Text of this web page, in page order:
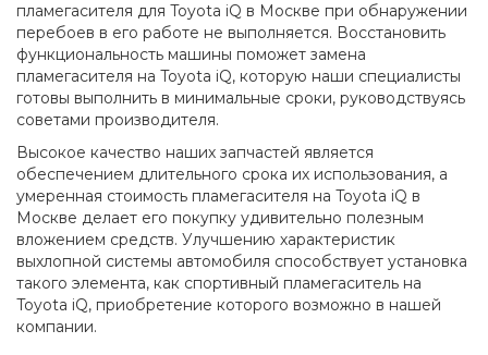
пламегасителя для Toyota iQ в Москве при обнаружении
перебоев в его работе не выполняется. Восстановить
функциональность машины поможет замена
пламегасителя на Toyota iQ, которую наши специалисты
готовы выполнить в минимальные сроки, руководствуясь
советами производителя.
Высокое качество наших запчастей является
обеспечением длительного срока их использования, а
умеренная стоимость пламегасителя на Toyota iQ в
Москве делает его покупку удивительно полезным
вложением средств. Улучшению характеристик
выхлопной системы автомобиля способствует установка
такого элемента, как спортивный пламегаситель на
Toyota iQ, приобретение которого возможно в нашей
компании.